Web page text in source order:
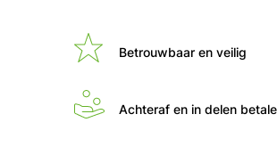
Betrouwbaar en veilig
Achteraf en in delen